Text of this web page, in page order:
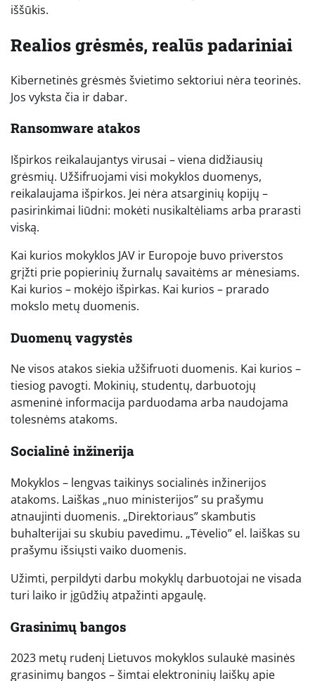
iššūkis.
Realios grėsmės, realūs padariniai
Kibernetinės grėsmės švietimo sektoriui nėra teorinės.
Jos vyksta čia ir dabar.
Ransomware atakos
Išpirkos reikalaujantys virusai – viena didžiausių
grėsmių. Užšifruojami visi mokyklos duomenys,
reikalaujama išpirkos. Jei nėra atsarginių kopijų –
pasirinkimai liūdni: mokėti nusikaltėliams arba prarasti
viską.
Kai kurios mokyklos JAV ir Europoje buvo priverstos
grįžti prie popierinių žurnalų savaitėms ar mėnesiams.
Kai kurios – mokėjo išpirkas. Kai kurios – prarado
mokslo metų duomenis.
Duomenų vagystės
Ne visos atakos siekia užšifruoti duomenis. Kai kurios –
tiesiog pavogti. Mokinių, studentų, darbuotojų
asmeninė informacija parduodama arba naudojama
tolesnėms atakoms.
Socialinė inžinerija
Mokyklos – lengvas taikinys socialinės inžinerijos
atakoms. Laiškas „nuo ministerijos” su prašymu
atnaujinti duomenis. „Direktoriaus” skambutis
buhalterijai su skubiu pavedimu. „Tėvelio” el. laiškas su
prašymu išsiųsti vaiko duomenis.
Užimti, perpildyti darbu mokyklų darbuotojai ne visada
turi laiko ir įgūdžių atpažinti apgaulę.
Grasinimų bangos
2023 metų rudenį Lietuvos mokyklos sulaukė masinės
grasinimų bangos – šimtai elektroninių laiškų apie